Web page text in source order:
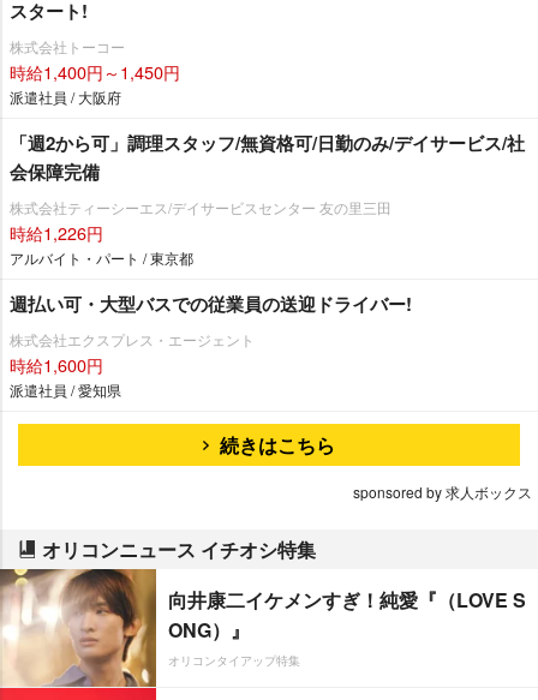
スタート!
株式会社トーコー
時給1,400円～1,450円
派遣社員 / 大阪府
「週2から可」調理スタッフ/無資格可/日勤のみ/デイサービス/社
会保障完備
株式会社ティーシーエス/デイサービスセンター 友の里三田
時給1,226円
アルバイト・パート / 東京都
週払い可・大型バスでの従業員の送迎ドライバー!
株式会社エクスプレス・エージェント
時給1,600円
派遣社員 / 愛知県
続きはこちら
sponsored by 求人ボックス
オリコンニュース イチオシ特集
向井康二イケメンすぎ！純愛『（LOVE S
ONG）』
オリコンタイアップ特集